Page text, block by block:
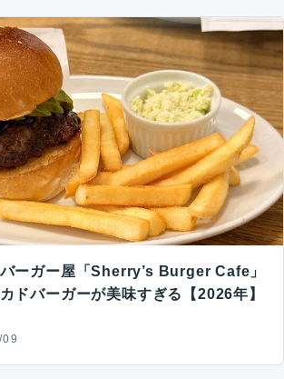
ーガー屋「Sherry’s Burger Cafe」
ドバーガーが美味すぎる【2026年】